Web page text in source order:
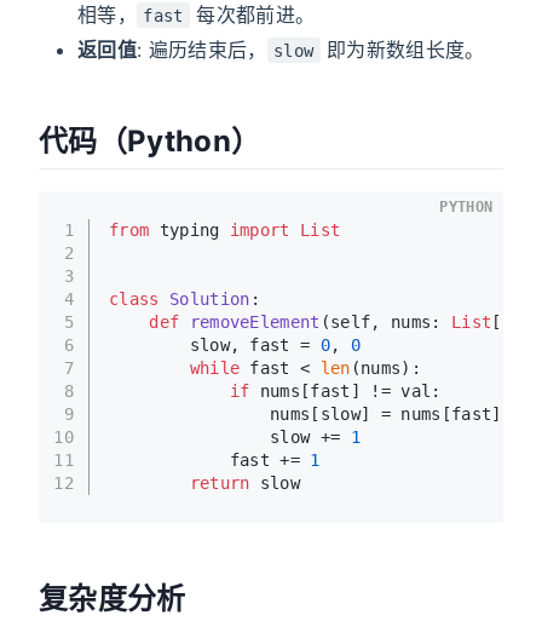
相等，
fast
每次都前进。
返回值: 遍历结束后， slow 即为新数组长度。
代码（Python）
1
2
3
4
5
6
7
8
9
10
11
12
from typing import List
class Solution :
def
removeElement (self, nums: List [
        slow, fast =
0, 0
while fast < len (nums):
if nums[fast] != val:
                nums[slow] = nums[fast]
                slow +=
1
            fast +=
1
return slow
PYTHON
复杂度分析